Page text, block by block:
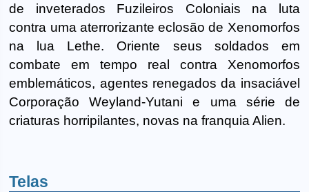
de inveterados Fuzileiros Coloniais na luta
contra uma aterrorizante eclosão de Xenomorfos
na lua Lethe. Oriente seus soldados em
combate em tempo real contra Xenomorfos
emblemáticos, agentes renegados da insaciável
Corporação Weyland-Yutani e uma série de
criaturas horripilantes, novas na franquia Alien.
Telas